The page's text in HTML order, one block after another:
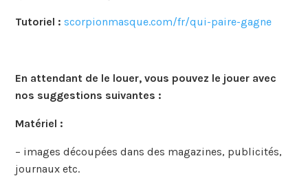
Tutoriel : scorpionmasque.com/fr/qui-paire-gagne
En attendant de le louer, vous pouvez le jouer avec
nos suggestions suivantes :
Matériel :
– images découpées dans des magazines, publicités,
journaux etc.